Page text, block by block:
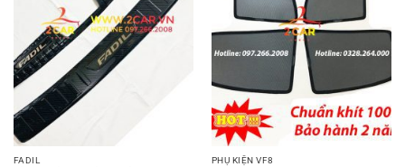
FADIL PHỤ KIỆN VF8